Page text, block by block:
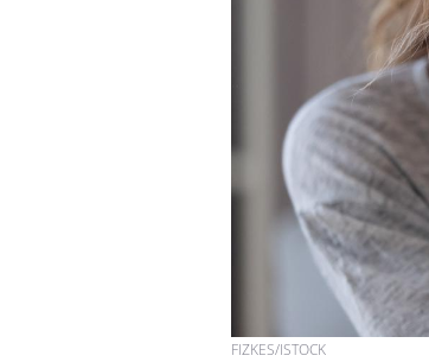
FIZKES/ISTOCK
Les
protègent-ils
Cytomégalovirus
change dans la
charge des femmes
enceintes